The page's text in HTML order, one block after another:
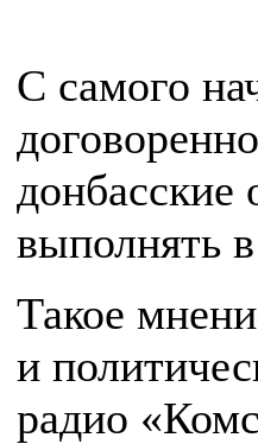
С самого
донбасские
выполнять
Такое
и
радио